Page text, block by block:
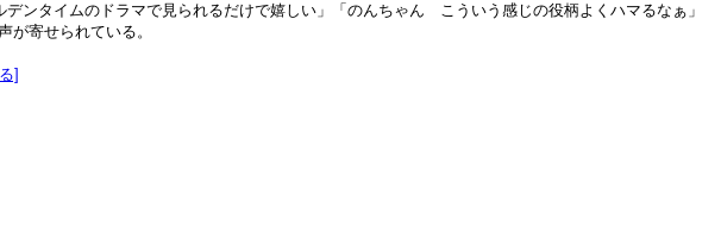
ンタイムのドラマで見られるだけで嬉しい」「のんちゃん こういう感じの役柄よくハマるなぁ」
が寄せられている。
]